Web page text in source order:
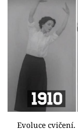
Virály
Sex a vztahy
Videa
Sledujte
Přihlášení
Evoluce cvičení.